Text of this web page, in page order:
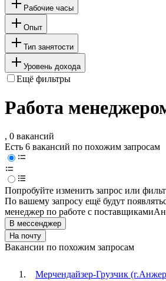
Рабочие часы
Опыт
Тип занятости
Уровень дохода
Ещё фильтры
Работа
, 0 вакансий
Есть 6 вакансий по похожим запросам
Попробуйте изменить запрос или
По вашему запросу ещё будут
менеджер по работе с поставщиками
В мессенджер
На почту
Вакансии по похожим запросам
Мерчендайзер-Грузчик